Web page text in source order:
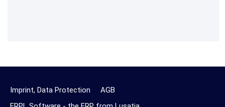
Imprint, Data Protection
AGB